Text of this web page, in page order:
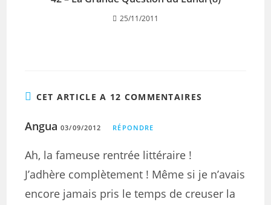
25/11/2011
CET ARTICLE A 12 COMMENTAIRES
Angua 03/09/2012 RÉPONDRE
Ah, la fameuse rentrée littéraire !
J’adhère complètement ! Même si je n’avais
encore jamais pris le temps de creuser la